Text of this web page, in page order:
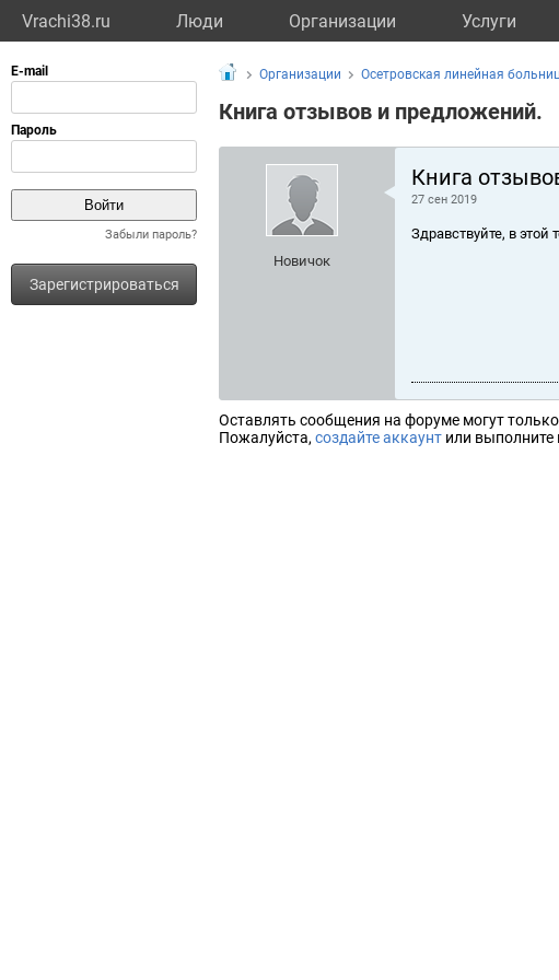
Vrachi38.ru Люди Организации Услуги
Забыли пароль?
Зарегистрироваться
Организации Осетровская линейная
Книга отзывов и предложений.
Новичок
Книга
27 сен 2019
Здравствуйте, в
Оставлять сообщения на форуме могут
Пожалуйста, создайте аккаунт или выполните